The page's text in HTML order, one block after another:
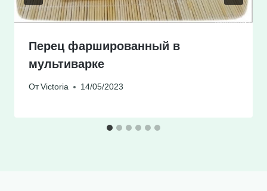
Перец фаршированный в
мультиварке
От Victoria 14/05/2023